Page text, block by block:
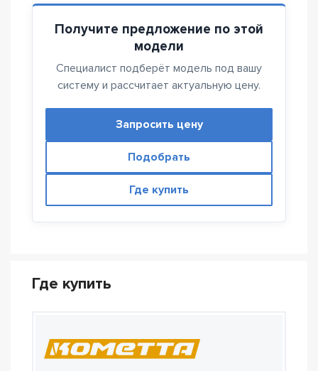
Получите предложение по этой
модели
Специалист подберёт модель под вашу
систему и рассчитает актуальную цену.
Запросить цену
Подобрать
Где купить
Где купить